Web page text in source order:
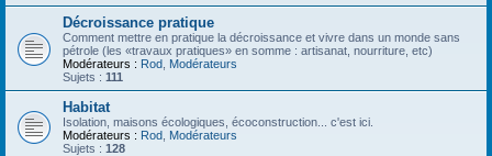
Décroissance pratique
Comment mettre en pratique la décroissance et vivre dans un monde sans
pétrole (les «travaux pratiques» en somme : artisanat, nourriture, etc)
Modérateurs : Rod Modérateurs
Sujets : 111
Habitat
Isolation, maisons écologiques, écoconstruction... c'est ici.
Modérateurs : Rod Modérateurs
Sujets : 128